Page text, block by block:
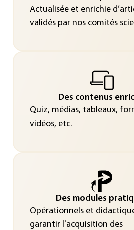
Actualisée et enrichie
validés par nos comités
Des contenus
Quiz, médias, tableaux,
vidéos, etc.
Des modules
Opérationnels et
garantir l'acquisition des